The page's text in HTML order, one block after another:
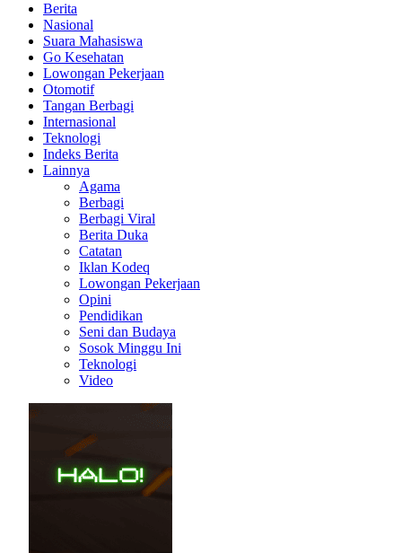
Berita
Nasional
Suara Mahasiswa
Go Kesehatan
Lowongan Pekerjaan
Otomotif
Tangan Berbagi
Internasional
Teknologi
Indeks Berita
Lainnya
Agama
Berbagi
Berbagi Viral
Berita Duka
Catatan
Iklan Kodeq
Lowongan Pekerjaan
Opini
Pendidikan
Seni dan Budaya
Sosok Minggu Ini
Teknologi
Video